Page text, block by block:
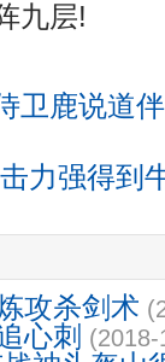
九层!
卫鹿说道
力强得到
攻杀剑术
心刺